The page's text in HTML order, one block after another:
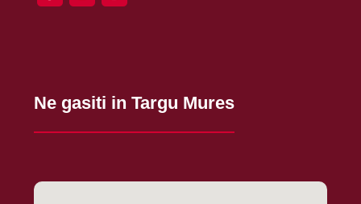
Ne gasiti in Targu Mures